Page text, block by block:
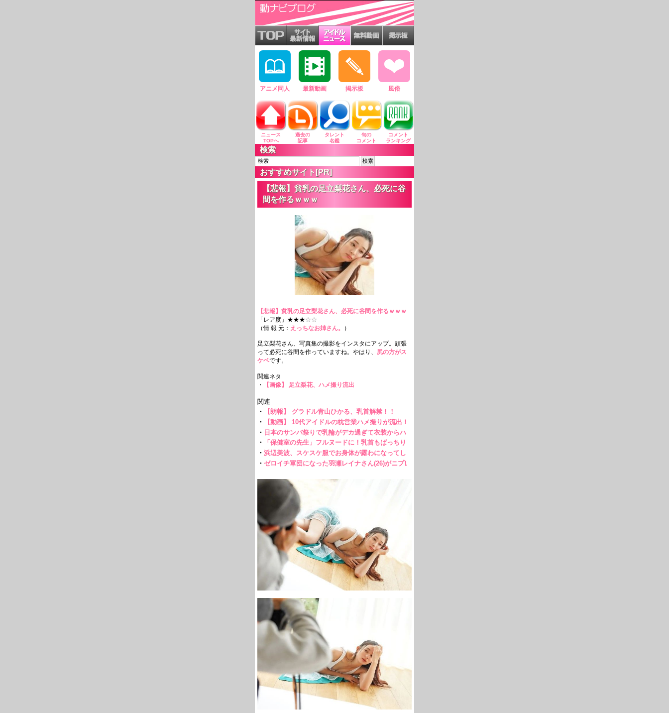
アニメ同人 最新動画 掲示板 風俗
ニュース
TOPへ
過去の
記事
タレント
名鑑
旬の
コメント
コメント
ランキング
検索
おすすめサイト[PR]
【悲報】貧乳の足立梨花さん、必死に谷
間を作るｗｗｗ
【悲報】貧乳の足立梨花さん、必死に谷間を作るｗｗｗ
「レア度」★★★☆☆
（情 報 元： えっちなお姉さん。 ）
足立梨花さん、写真集の撮影をインスタにアップ。頑張
って必死に谷間を作っていますね。やはり、 尻の方がス
ケベです。
関連ネタ
・
【画像】 足立梨花、ハメ撮り流出